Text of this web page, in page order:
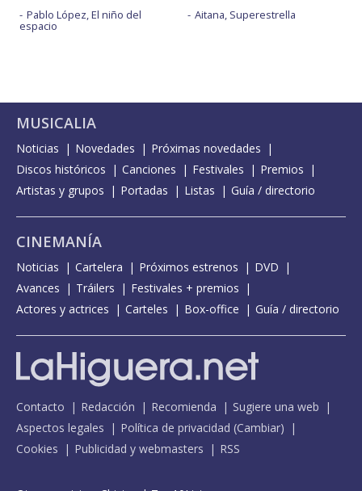
Pablo López, El niño del
espacio
Aitana, Superestrella
MUSICALIA
Noticias Novedades
Próximas novedades
Discos históricos
Canciones Festivales
Premios
Artistas y grupos
Portadas Listas Guía / directorio
CINEMANÍA
Noticias Cartelera Próximos estrenos
DVD
Avances
Tráilers
Festivales + premios
Actores y actrices
Carteles Box-office Guía / directorio
Contacto Redacción Recomienda
Sugiere una web
Aspectos legales
Política de privacidad (Cambiar)
Cookies
Publicidad y webmasters RSS